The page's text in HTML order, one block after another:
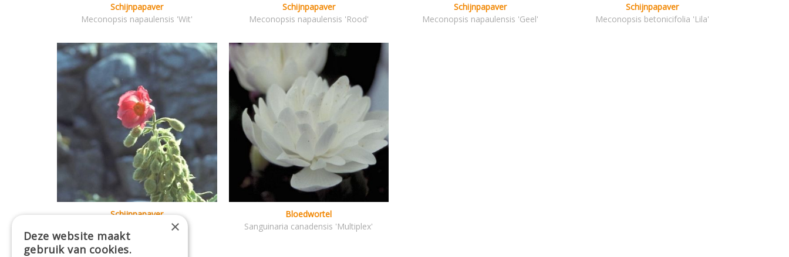
Schijnpapaver
Meconopsis napaulensis 'Wit'
Schijnpapaver
Meconopsis napaulensis 'Rood'
Schijnpapaver
Meconopsis napaulensis 'Geel'
Schijnpapaver
Meconopsis betonicifolia 'Lila'
Schijnpapaver
Meconopsis napaulensis
Bloedwortel
Sanguinaria canadensis 'Multiplex'
×
Deze website maakt
gebruik van cookies.